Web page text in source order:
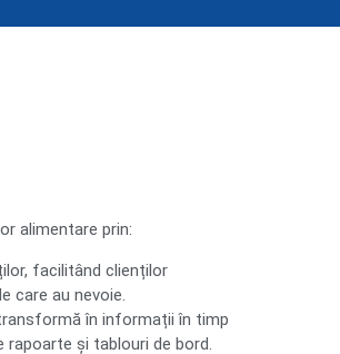
alimentare prin:
facilitând clienților
care au nevoie.
în informații în timp
și tablouri de bord.